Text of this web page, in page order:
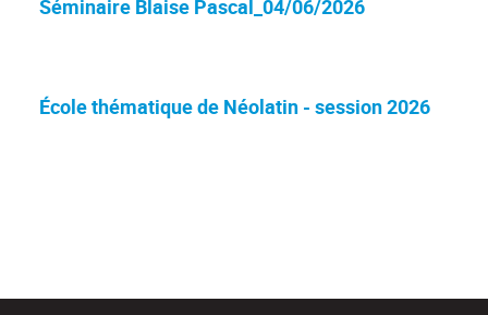
Séminaire Blaise Pascal_04/06/2026
École thématique de Néolatin - session 2026